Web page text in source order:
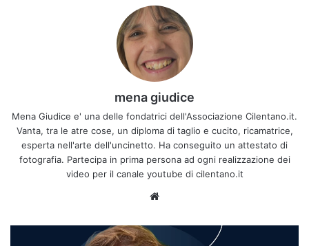
mena giudice
Mena Giudice e' una delle fondatrici dell'Associazione Cilentano.it.
Vanta, tra le atre cose, un diploma di taglio e cucito, ricamatrice,
esperta nell'arte dell'uncinetto. Ha conseguito un attestato di
fotografia. Partecipa in prima persona ad ogni realizzazione dei
video per il canale youtube di cilentano.it